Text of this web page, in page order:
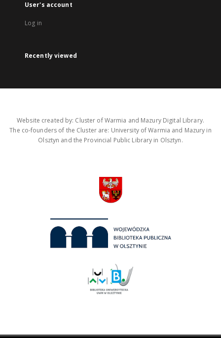
User's account
Log in
Recently viewed
Website created by: Cluster of Warmia and Mazury Digital Library.
The co-founders of the Cluster are: University of Warmia and Mazury in
Olsztyn and the Provincial Public Library in Olsztyn.